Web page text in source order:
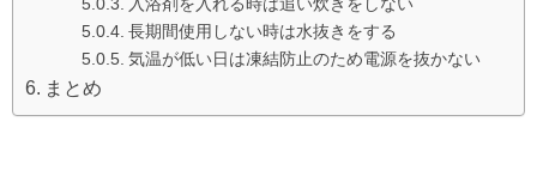
長期間使用しない時は水抜きをする
気温が低い日は凍結防止のため電源を抜かない
まとめ